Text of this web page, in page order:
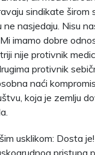
sindikate širom
nasjedaju. Nisu
imamo dobre
nije protivnik
protivnik
naći
koja je zemlju
usklikom: Dosta
pristupa